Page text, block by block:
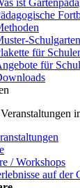
ist
Schulgarten
für
für
/ Workshops
auf